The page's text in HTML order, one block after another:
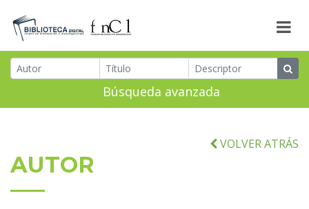
Búsqueda avanzada
VOLVER ATRÁS
AUTOR